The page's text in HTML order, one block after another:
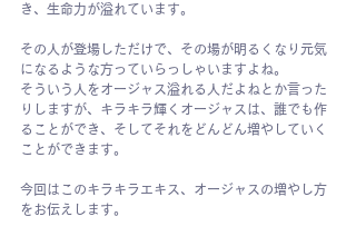
き、生命力が溢れています。
その人が登場しただけで、その場が明るくなり元気
になるような方っていらっしゃいますよね。
そういう人をオージャス溢れる人だよねとか言った
りしますが、キラキラ輝くオージャスは、誰でも作
ることができ、そしてそれをどんどん増やしていく
ことができます。
今回はこのキラキラエキス、オージャスの増やし方
をお伝えします。